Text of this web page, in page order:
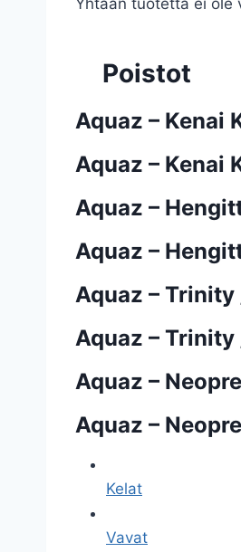
Yhtään tuotetta ei ole
Poistot
Aquaz – Kenai
Aquaz – Kenai
Aquaz –
Aquaz –
Aquaz –
Aquaz –
Aquaz –
Aquaz –
Kelat
Vavat